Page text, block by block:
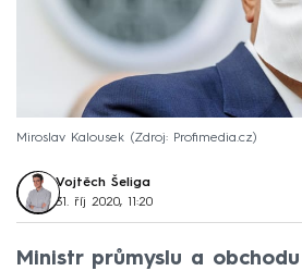
Miroslav Kalousek Zdroj: Profimedia.cz
Vojtěch Šeliga
31. říj 2020, 11:20
Ministr průmyslu a